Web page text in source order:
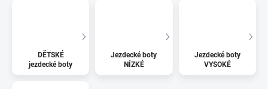
DĚTSKÉ
jezdecké boty
Jezdecké boty
NÍZKÉ
Jezdecké boty
VYSOKÉ